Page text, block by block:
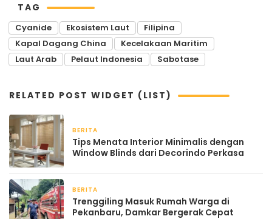
TAG
Cyanide Ekosistem Laut
Filipina
Kapal Dagang China
Kecelakaan Maritim
Laut Arab
Pelaut Indonesia Sabotase
RELATED POST WIDGET (LIST)
BERITA
Tips Menata Interior Minimalis dengan
Window Blinds dari Decorindo Perkasa
BERITA
Trenggiling Masuk Rumah Warga di
Pekanbaru, Damkar Bergerak Cepat